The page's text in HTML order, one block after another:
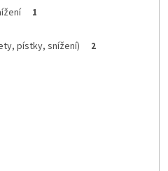
1
pístky, snížení) 2